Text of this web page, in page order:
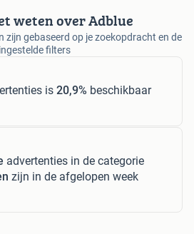
weten over Adblue
zijn gebaseerd op je zoekopdracht en de
ingestelde filters
is 20,9% beschikbaar
advertenties in de categorie
zijn in de afgelopen week